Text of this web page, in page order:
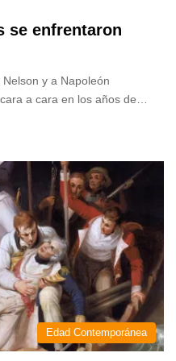
se enfrentaron
y a Napoleón
a cara en los años de…
Edad Contemporánea